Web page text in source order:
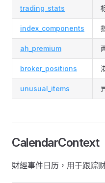
trading_stats
index_components
ah_premium
broker_positions
unusual_items
CalendarContext
財經事件日历，用于跟踪